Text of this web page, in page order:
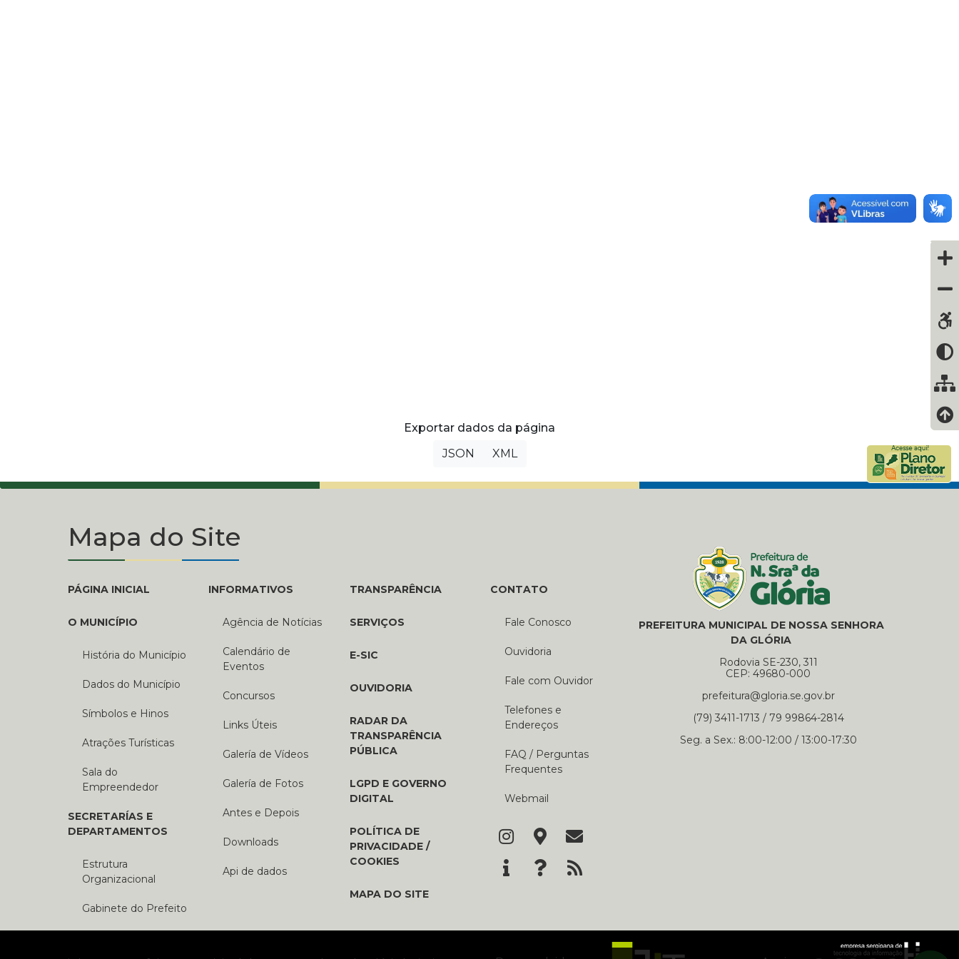
Exportar dados da página
JSON
XML
Mapa do Site
PÁGINA INICIAL
O MUNICÍPIO
História do Município
Dados do Município
Símbolos e Hinos
Atrações Turísticas
Sala do
Empreendedor
SECRETARÍAS E
DEPARTAMENTOS
Estrutura
Organizacional
Gabinete do Prefeito
INFORMATIVOS
Agência de Notícias
Calendário de
Eventos
Concursos
Links Úteis
Galería de Vídeos
Galería de Fotos
Antes e Depois
Downloads
Api de dados
TRANSPARÊNCIA
SERVIÇOS
E-SIC
OUVIDORIA
RADAR DA
TRANSPARÊNCIA
PÚBLICA
LGPD E GOVERNO
DIGITAL
POLÍTICA DE
PRIVACIDADE /
COOKIES
MAPA DO SITE
CONTATO
Fale Conosco
Ouvidoria
Fale com Ouvidor
Telefones e
Endereços
FAQ / Perguntas
Frequentes
Webmail
PREFEITURA MUNICIPAL DE NOSSA SENHORA
DA GLÓRIA
Rodovia SE-230, 311
CEP: 49680-000
prefeitura@gloria.se.gov.br
(79) 3411-1713 / 79 99864-2814
Seg. a Sex.: 8:00-12:00 / 13:00-17:30